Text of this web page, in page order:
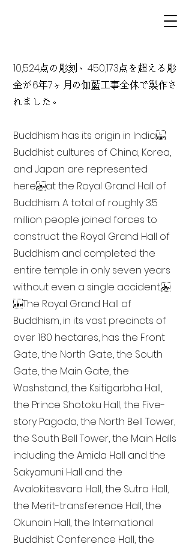
10,524点の彫刻、450,173点を超える彫
金が6年7ヶ月の伽藍工事全体で製作さ
れました。
Buddhism has its origin in India
Buddhist cultures of China, Korea,
and Japan are represented
here at the Royal Grand Hall of
Buddhism. A total of roughly 3.5
million people joined forces to
construct the Royal Grand Hall of
Buddhism and completed the
entire temple in only seven years
without even a single accident.
The Royal Grand Hall of
Buddhism, in its vast precincts of
over 180 hectares, has the Front
Gate, the North Gate, the South
Gate, the Main Gate, the
Washstand, the Ksitigarbha Hall,
the Prince Shotoku Hall, the Five-
story Pagoda, the North Bell Tower,
the South Bell Tower, the Main Halls
including the Amida Hall and the
Sakyamuni Hall and the
Avalokitesvara Hall, the Sutra Hall,
the Merit-transference Hall, the
Okunoin Hall, the International
Buddhist Conference Hall, the